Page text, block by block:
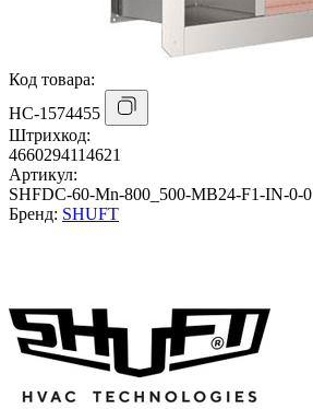
Код товара:
НС-1574455
Штрихкод:
4660294114621
Артикул:
SHFDC-60-Mn-800_500-MB24-F1-IN-0-0
Бренд: SHUFT